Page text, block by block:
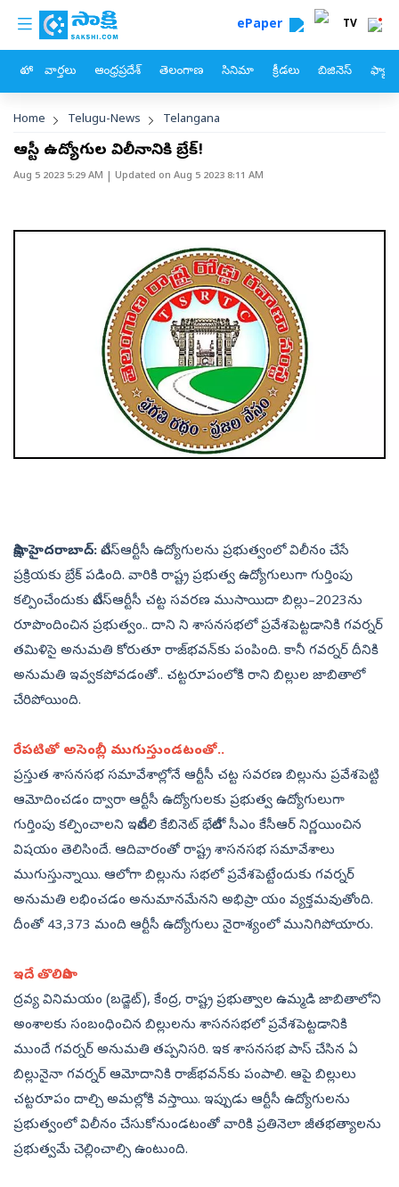
Skip to main content
custom menu ePaper TV
హోం వార్తలు ఆంధ్రప్రదేశ్ తెలంగాణ సినిమా క్రీడలు బిజినెస్
Breadcrumb
Home Telugu-News Telangana
ఆర్టీసీ ఉద్యోగుల విలీనానికి బ్రేక్‌!
Aug 5 2023 5:29 AM | Updated on Aug 5 2023 8:11 AM
సాక్షి, హైదరాబాద్‌: టీఎస్‌ఆర్టీసీ ఉద్యోగులను ప్రభుత్వంలో విలీనం చేసే
ప్రక్రియకు బ్రేక్‌ పడింది. వారికి రాష్ట్ర ప్రభుత్వ ఉద్యోగులుగా గుర్తింపు
కల్పించేందుకు టీఎస్‌ఆర్టీసీ చట్ట సవరణ ముసాయిదా బిల్లు–2023ను
రూపొందించిన ప్రభుత్వం.. దాని ని శాసనసభలో ప్రవేశపెట్టడానికి గవర్నర్‌
తమిళిసై అనుమతి కోరుతూ రాజ్‌భవన్‌కు పంపింది. కానీ గవర్నర్‌ దీనికి
అనుమతి ఇవ్వకపోవడంతో.. చట్టరూపంలోకి రాని బిల్లుల జాబితాలో
చేరిపోయింది.
రేపటితో అసెంబ్లీ ముగుస్తుండటంతో..
ప్రస్తుత శాసనసభ సమావేశాల్లోనే ఆర్టీసీ చట్ట సవరణ బిల్లును ప్రవేశపెట్టి
ఆమోదించడం ద్వారా ఆర్టీసీ ఉద్యోగులకు ప్రభుత్వ ఉద్యోగులుగా
గుర్తింపు కల్పించాలని ఇటీవలి కేబినెట్‌ భేటీలో సీఎం కేసీఆర్‌ నిర్ణయించిన
విషయం తెలిసిందే. ఆదివారంతో రాష్ట్ర శాసనసభ సమావేశాలు
ముగుస్తున్నాయి. ఆలోగా బిల్లును సభలో ప్రవేశపెట్టేందుకు గవర్నర్‌
అనుమతి లభించడం అనుమానమేనని అభిప్రా యం వ్యక్తమవుతోంది.
దీంతో 43,373 మంది ఆర్టీసీ ఉద్యోగులు నైరాశ్యంలో మునిగిపోయారు.
ఇదే తొలిసారి
ద్రవ్య వినిమయం (బడ్జెట్‌), కేంద్ర, రాష్ట్ర ప్రభుత్వాల ఉమ్మడి జాబితాలోని
అంశాలకు సంబంధించిన బిల్లులను శాసనసభలో ప్రవేశపెట్టడానికి
ముందే గవర్నర్‌ అనుమతి తప్పనిసరి. ఇక శాసనసభ పాస్‌ చేసిన ఏ
బిల్లునైనా గవర్నర్‌ ఆమోదానికి రాజ్‌భవన్‌కు పంపాలి. ఆపై బిల్లులు
చట్టరూపం దాల్చి అమల్లోకి వస్తాయి. ఇప్పుడు ఆర్టీసీ ఉద్యోగులను
ప్రభుత్వంలో విలీనం చేసుకోనుండటంతో వారికి ప్రతినెలా జీతభత్యాలను
ప్రభుత్వమే చెల్లించాల్సి ఉంటుంది.